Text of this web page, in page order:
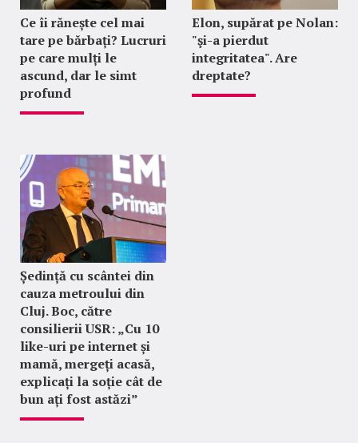
Ce îi rănește cel mai
tare pe bărbați? Lucruri
pe care mulți le
ascund, dar le simt
profund
Elon, supărat pe Nolan:
"şi-a pierdut
integritatea". Are
dreptate?
Ședință cu scântei din
cauza metroului din
Cluj. Boc, către
consilierii USR: „Cu 10
like-uri pe internet și
mamă, mergeți acasă,
explicați la soție cât de
bun ați fost astăzi”